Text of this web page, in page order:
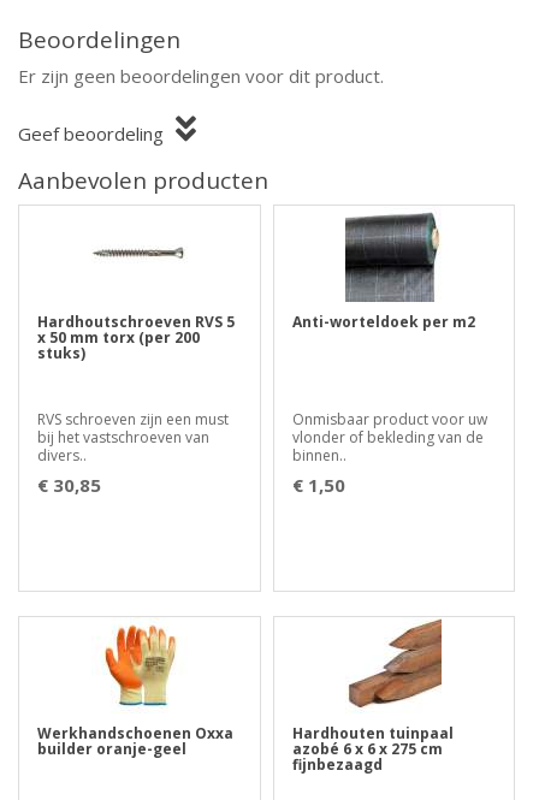
Beoordelingen
Er zijn geen beoordelingen voor dit product.
Geef beoordeling
Aanbevolen producten
Hardhoutschroeven RVS 5
x 50 mm torx (per 200
stuks)
RVS schroeven zijn een must
bij het vastschroeven van
divers..
€ 30,85
Anti-worteldoek per m2
Onmisbaar product voor uw
vlonder of bekleding van de
binnen..
€ 1,50
Werkhandschoenen Oxxa
builder oranje-geel
Hardhouten tuinpaal
azobé 6 x 6 x 275 cm
fijnbezaagd